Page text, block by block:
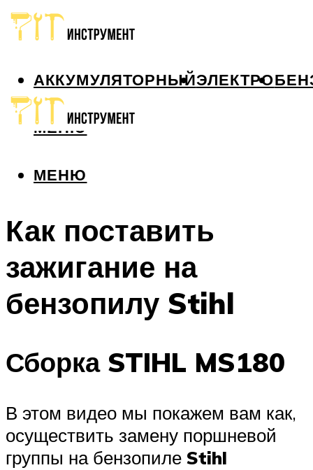
АККУМУЛЯТОРНЫЙЭЛЕКТРО
МЕНЮ
МЕНЮ
Как поставить
зажигание на
бензопилу Stihl
Сборка STIHL MS180
В этом видео мы покажем вам как,
осуществить замену поршневой
группы на бензопиле Stihl